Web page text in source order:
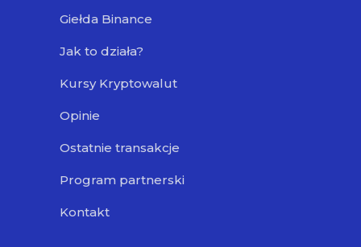
Giełda Binance
Jak to działa?
Kursy Kryptowalut
Opinie
Ostatnie transakcje
Program partnerski
Kontakt